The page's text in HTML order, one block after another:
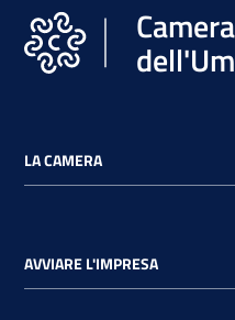
LA CAMERA
AVVIARE L'IMPRESA